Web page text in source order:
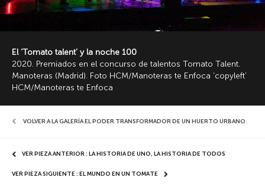
El ‘Tomato talent’ y la noche 100
2020. Premiados en el concurso de talentos Tomato Talent.
Manoteras (Madrid). Foto HCM/Manoteras te Enfoca ‘copyleft’
HCM/Manoteras te Enfoca
VOLVER A LA GALERÍA EL PODER TRANSFORMADOR DE UN HUERTO URBANO,
VER PIEZA ANTERIOR : LA HISTORIA DE UNO, LA HISTORIA DE TODOS
VER PIEZA SIGUIENTE : EL MUNDO EN UN TOMATE